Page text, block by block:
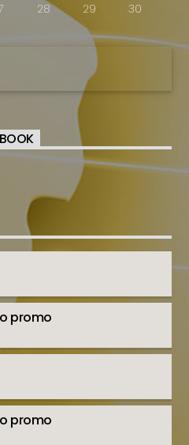
28 29
30
promo
promo